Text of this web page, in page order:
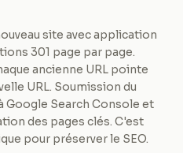
site avec application
301 page par page.
ancienne URL pointe
URL. Soumission du
Google Search Console et
des pages clés. C'est
pour préserver le SEO.